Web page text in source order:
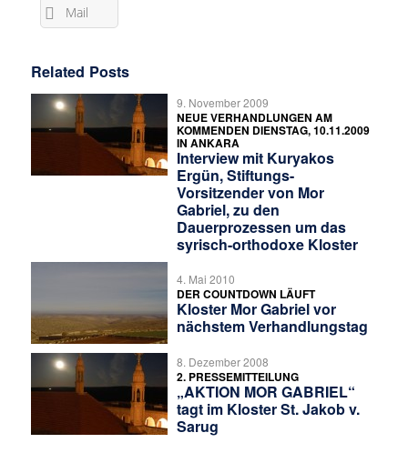
Mail
Related Posts
9. November 2009
NEUE VERHANDLUNGEN AM
KOMMENDEN DIENSTAG, 10.11.2009
IN ANKARA
Interview mit Kuryakos
Ergün, Stiftungs-
Vorsitzender von Mor
Gabriel, zu den
Dauerprozessen um das
syrisch-orthodoxe Kloster
4. Mai 2010
DER COUNTDOWN LÄUFT
Kloster Mor Gabriel vor
nächstem Verhandlungstag
8. Dezember 2008
2. PRESSEMITTEILUNG
„AKTION MOR GABRIEL“
tagt im Kloster St. Jakob v.
Sarug